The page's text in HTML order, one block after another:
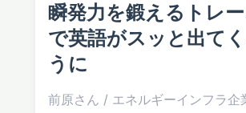
瞬発力を鍛えるトレ
で英語がスッと出て
うに
前原さん / エネルギーインフラ企